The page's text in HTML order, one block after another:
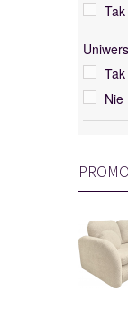
Tak
Tak
Nie